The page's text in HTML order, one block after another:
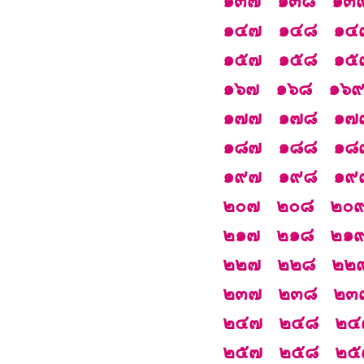
๑๔๗
๑๔๘
๑๔
๑๕๗
๑๕๘
๑๕
๑๖๗
๑๖๘
๑๖๙
๑๗๗
๑๗๘
๑๗
๑๘๗
๑๘๘
๑๘
๑๙๗
๑๙๘
๑๙
๒๐๗
๒๐๘
๒๐
๒๑๗
๒๑๘
๒๑
๒๒๗
๒๒๘
๒๒
๒๓๗
๒๓๘
๒๓
๒๔๗
๒๔๘
๒
๒๕๗
๒๕๘ ๒